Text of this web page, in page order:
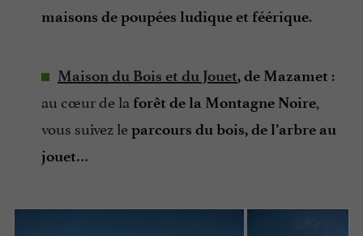
maisons de poupées ludique et féérique.
Maison du Bois et du Jouet, de Mazamet :
au cœur de la forêt de la Montagne Noire,
vous suivez leparcours du bois, de l’arbre au
jouet…